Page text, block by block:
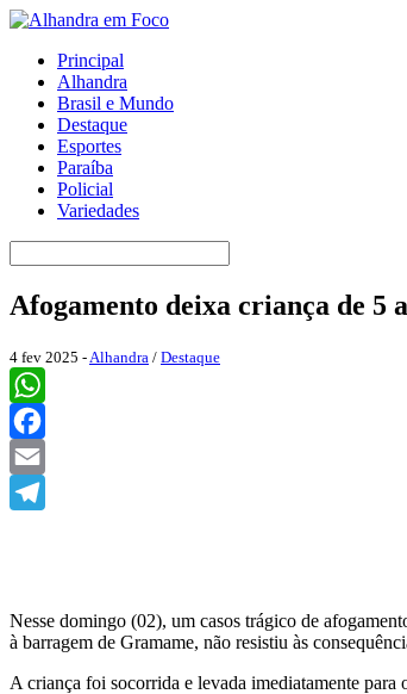
Principal
Alhandra
Brasil e Mundo
Destaque
Esportes
Paraíba
Policial
Variedades
Afogamento deixa criança de 5
4 fev 2025 - Alhandra / Destaque
WhatsApp
Facebook
Email
Nesse domingo (02), um casos trágico de
à barragem de Gramame, não resistiu às
A criança foi socorrida e levada imediatamente para